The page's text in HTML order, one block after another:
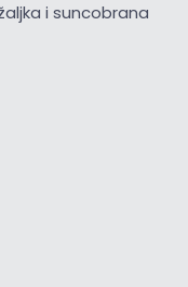
i suncobrana